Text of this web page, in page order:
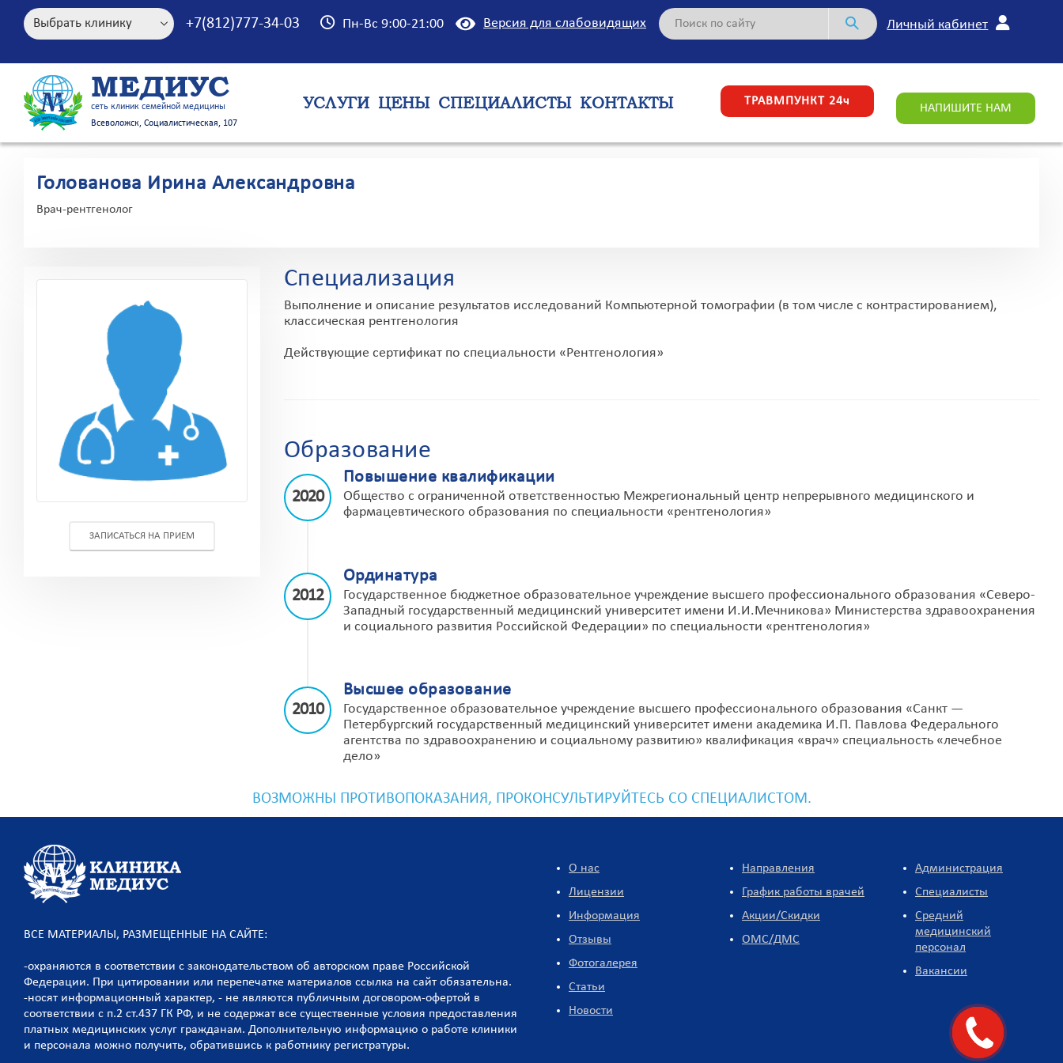
+7(812)777-34-03 Пн-Вс 9:00-21:00 Версия для слабовидящих Личный кабинет
МЕДИУС
сеть клиник семейной медицины
Всеволожск, Социалистическая, 107
УСЛУГИ ЦЕНЫ СПЕЦИАЛИСТЫ КОНТАКТЫ ТРАВМПУНКТ 24ч
НАПИШИТЕ НАМ
Голованова Ирина Александровна
Врач-рентгенолог
ЗАПИСАТЬСЯ НА ПРИЕМ
Специализация
Выполнение и описание результатов исследований Компьютерной томографии (в том числе с контрастированием),
классическая рентгенология
Действующие сертификат по специальности «Рентгенология»
Образование
2020
Повышение квалификации
Общество с ограниченной ответственностью Межрегиональный центр непрерывного медицинского и
фармацевтического образования по специальности «рентгенология»
2012
Ординатура
Государственное бюджетное образовательное учреждение высшего профессионального образования «Северо-
Западный государственный медицинский университет имени И.И.Мечникова» Министерства здравоохранения
и социального развития Российской Федерации» по специальности «рентгенология»
2010
Высшее образование
Государственное образовательное учреждение высшего профессионального образования «Санкт —
Петербургский государственный медицинский университет имени академика И.П. Павлова Федерального
агентства по здравоохранению и социальному развитию» квалификация «врач» специальность «лечебное
дело»
ВОЗМОЖНЫ ПРОТИВОПОКАЗАНИЯ, ПРОКОНСУЛЬТИРУЙТЕСЬ СО СПЕЦИАЛИСТОМ.
ВСЕ МАТЕРИАЛЫ, РАЗМЕЩЕННЫЕ НА САЙТЕ:
-охраняются в соответствии с законодательством об авторском праве Российской
Федерации. При цитировании или перепечатке материалов ссылка на сайт обязательна.
-носят информационный характер, - не являются публичным договором-офертой в
соответствии с п.2 ст.437 ГК РФ, и не содержат все существенные условия предоставления
платных медицинских услуг гражданам. Дополнительную информацию о работе клиники
и персонала можно получить, обратившись к работнику регистратуры.
О нас
Лицензии
Информация
Отзывы
Фотогалерея
Статьи
Новости
Направления
График работы врачей
Акции/Скидки
ОМС/ДМС
Администрация
Специалисты
Средний
медицинский
персонал
Вакансии
Заказать
звонок